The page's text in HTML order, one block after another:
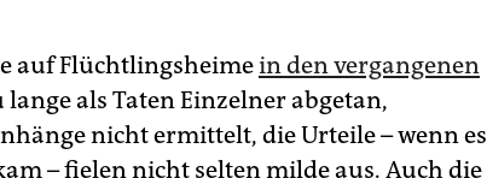
auf Flüchtlingsheimein den vergangenen
als Taten Einzelner abgetan,
nicht ermittelt, die Urteile – wenn es
– fielen nicht selten milde aus. Auch die